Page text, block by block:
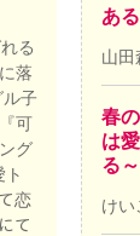
る
落
子
可
グ
恋
て
あ
山田
春
は
る～
けい